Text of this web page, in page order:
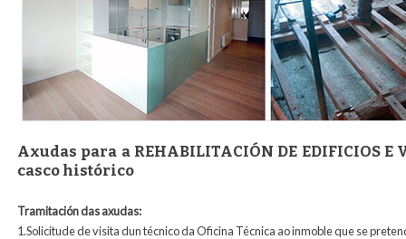
Axudas para a REHABILITACIÓN DE EDIFICIOS
casco histórico
Tramitación das axudas:
1.Solicitude de visita dun técnico da Oficina Técnica ao inmoble que se